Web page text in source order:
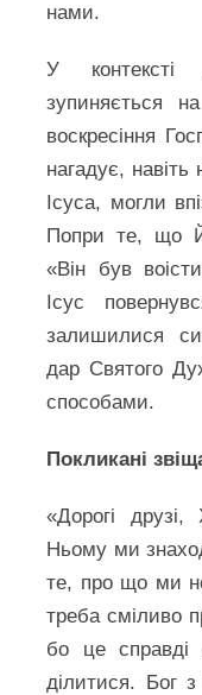
нами.
У контексті
зупиняється
воскресіння
нагадує,
Ісуса, могли
Попри те, що
«Він був
Ісус
залишилися
дар Святого
способами.
Покликані
«Дорогі
Ньому ми
те, про що ми
треба сміливо
бо це
ділитися. Бог з